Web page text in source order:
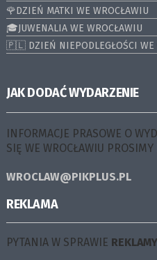
🌹DZIEŃ MATKI WE WROCŁAWIU
🎓JUWENALIA WE WROCŁAWIU
🇵🇱 DZIEŃ NIEPODLEGŁOŚCI WE
JAK DODAĆ WYDARZENIE
INFORMACJE PRASOWE O
SIĘ WE WROCŁAWIU
WROCLAW@PIKPLUS.PL
REKLAMA
PYTANIA W SPRAWIE